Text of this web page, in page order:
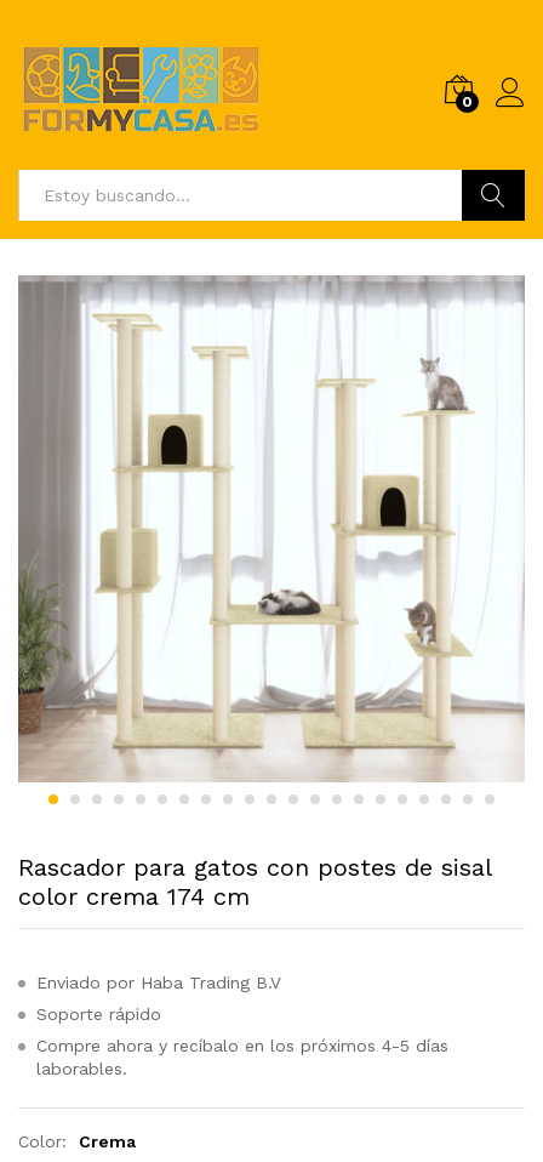
0
Rascador para gatos con postes de sisal
color crema 174 cm
Enviado por Haba Trading B.V
Soporte rápido
Compre ahora y recíbalo en los próximos 4-5 días
laborables.
Color: Crema